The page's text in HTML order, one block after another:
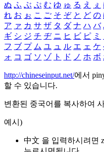
ぬ ふ ぶ ぷ む ゆ ゅ る え ぇ
れ お ぉ こ ご そ ぞ と ど の
ア ァ カ サ ザ タ ダ ナ ハ バ
ギ シ ジ チ ヂ ニ ヒ ビ ピ ミ
フ ブ プ ム ユ ュ ル エ ェ ケ
ォ コ ゴ ソ ゾ ト ド ノ ホ ボ
http://chineseinput.net/에서
할 수 있습니다.
변환된 중국어를 복사하여
예시)
中文 을 입력하시려면